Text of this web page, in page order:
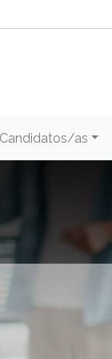
Candidatos/as